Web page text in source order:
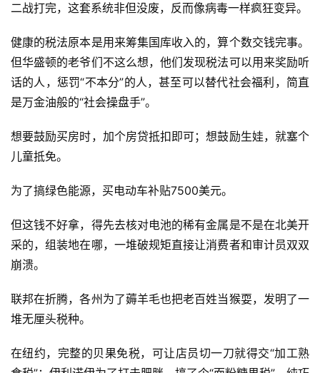
二战打完，这套系统非但没废，反而像病毒一样疯狂变异。
健康的税法原本是用来筹集国库收入的，算个数交钱完事。
但华盛顿的老爷们不这么想，他们发现税法可以用来奖励听
话的人，惩罚“不本分”的人，甚至可以替代社会福利，简直
是万金油般的“社会操盘手”。
想要鼓励买房时，加个房贷抵扣即可；想鼓励生娃，就塞个
儿童抵免。
为了搞绿色能源，买电动车补贴7500美元。
但这钱不好拿，得先去核对电池的稀有金属是不是在北美开
采的，组装地在哪，一堆破规矩直接让消费者和审计员双双
崩溃。
联邦在折腾，各州为了薅羊毛也把老百姓当猴耍，发明了一
堆无厘头税种。
在纽约，完整的贝果免税，可让店员切一刀就得交“加工熟